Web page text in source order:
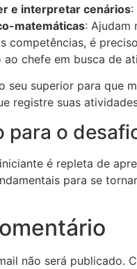
e interpretar cenários:
matemáticas: Ajudam
competências, é
chefe em busca de
seu superior para que
registre suas
para o
é repleta de
para se
não será publicado.